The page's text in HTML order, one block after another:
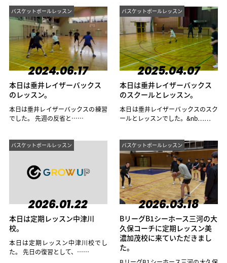
バスケットボールレッスン
2024.06.17
本日は垂井レイザーバックス
のレッスン。
本日は垂井レイザーバックスの練習
でした。 先週の反省と……
バスケットボールレッスン
2025.04.07
本日は垂井レイザーバックス
のスクールとレッスン。
本日は垂井レイザーバックスのスク
ールとレッスンでした。&nb……
バスケットボールレッスン
2026.01.22
本日は定期レッスン中津川
校。
本日は定期レッスン中津川校でし
た。 先日の復習として、……
バスケットボールレッスン
2026.03.18
BリーグB1シーホース三河の大
久保コーチに定期レッスン美
濃加茂校に来ていただきまし
た。